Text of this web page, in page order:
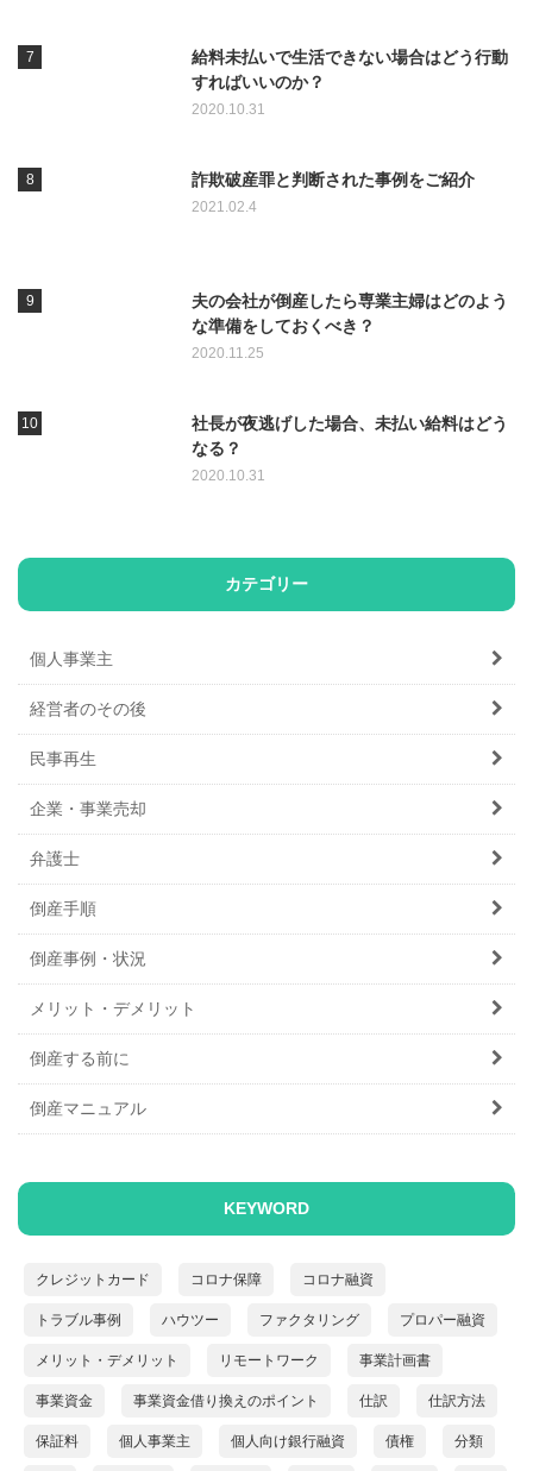
給料未払いで生活できない場合はどう行動
すればいいのか？
2020.10.31
詐欺破産罪と判断された事例をご紹介
2021.02.4
夫の会社が倒産したら専業主婦はどのよう
な準備をしておくべき？
2020.11.25
社長が夜逃げした場合、未払い給料はどう
なる？
2020.10.31
カテゴリー
個人事業主
経営者のその後
民事再生
企業・事業売却
弁護士
倒産手順
倒産事例・状況
メリット・デメリット
倒産する前に
倒産マニュアル
KEYWORD
クレジットカード コロナ保障 コロナ融資
トラブル事例 ハウツー ファクタリング プロパー融資
メリット・デメリット リモートワーク 事業計画書
事業資金 事業資金借り換えのポイント 仕訳 仕訳方法
保証料 個人事業主 個人向け銀行融資 債権 分類